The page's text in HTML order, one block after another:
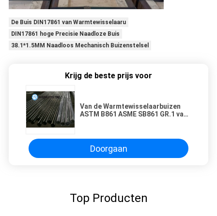
De Buis DIN17861 van Warmtewisselaaru
DIN17861 hoge Precisie Naadloze Buis
38.1*1.5MM Naadloos Mechanisch Buizenstelsel
Krijg de beste prijs voor
Van de Warmtewisselaarbuizen
ASTM B861 ASME SB861 GR.1 van
Doorgaan
Top Producten